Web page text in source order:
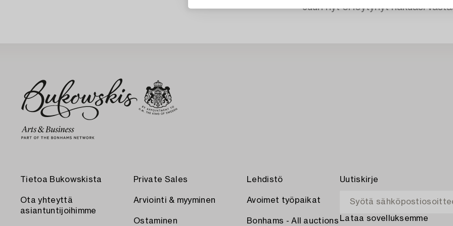
Juuri nyt ei löytynyt hakuasi
Tietoa Bukowskista
Ota yhteyttä
asiantuntijoihimme
Private Sales
Arviointi & myyminen
Ostaminen
Lehdistö
Avoimet työpaikat
Bonhams - All auctions
Uutiskirje
Lataa sovelluksemme